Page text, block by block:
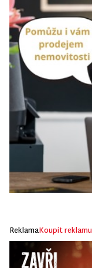
ReklamaKoupit reklamu